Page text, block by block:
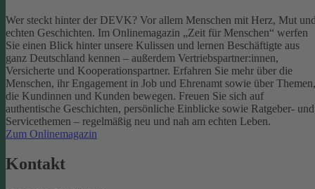
Wer steckt hinter der DEVK? Vor allem Menschen mit Herz, Mut
echten Geschichten. Im Onlinemagazin „Zeit für Menschen“ werfen
Sie einen Blick hinter unsere Kulissen und lernen Beschäftigte aus
ganz Deutschland kennen – außerdem Vertriebspartner:innen,
Versicherte und Kooperationspartner. Erfahren Sie mehr über die
Menschen, ihr Engagement in Job und Ehrenamt sowie über Themen,
die Kundinnen und Kunden bewegen. Freuen Sie sich auf
authentische Geschichten, persönliche Einblicke sowie Ratgeber- und
Servicethemen – regelmäßig neu und nah am echten Leben.
Zum Onlinemagazin
Kontakt